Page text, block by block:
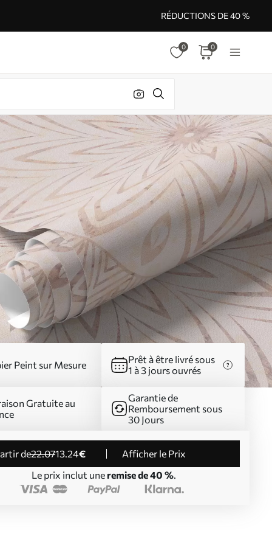
RÉDUCTIONS DE 40 %
0 0
Peint sur Mesure
Prêt à être livré sous
1 à 3 jours ouvrés
Gratuite au
Garantie de
Remboursement sous
30 Jours
de22.0713.24€
Afficher le Prix
Le prix inclut une remise de 40 %.